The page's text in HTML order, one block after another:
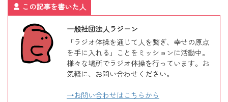
この記事を書いた人
一般社団法人ラジーン
「ラジオ体操を通じて人を繋ぎ、幸せの原点
を手に入れる」ことをミッションに活動中。
様々な場所でラジオ体操を行っています。お
気軽に、お問い合わせください。
→お問い合わせはこちらから